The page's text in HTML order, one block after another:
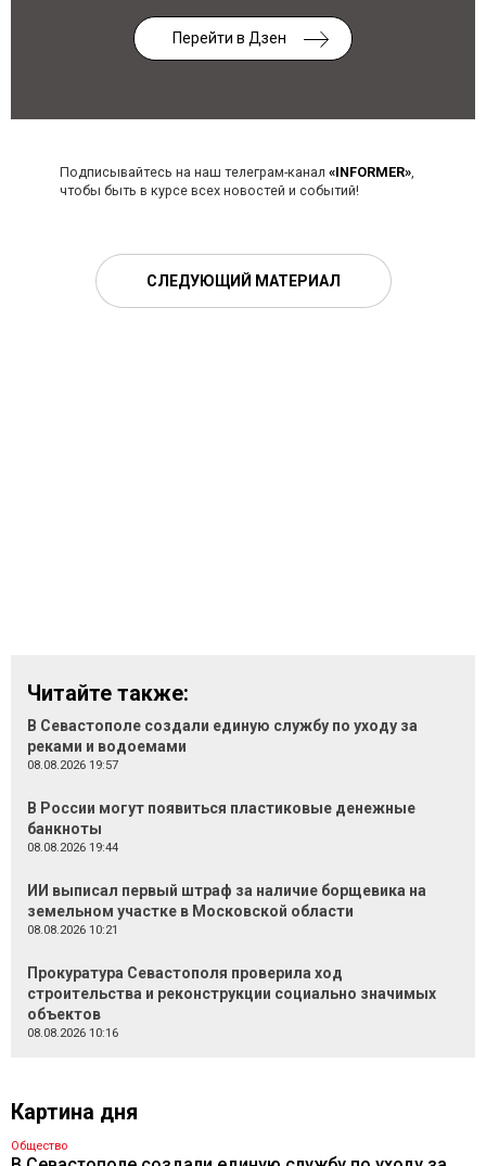
Перейти в Дзен
Подписывайтесь на наш телеграм-канал «INFORMER»,
чтобы быть в курсе всех новостей и событий!
СЛЕДУЮЩИЙ МАТЕРИАЛ
Читайте также:
В Севастополе создали единую службу по уходу за
реками и водоемами
08.08.2026 19:57
В России могут появиться пластиковые денежные
банкноты
08.08.2026 19:44
ИИ выписал первый штраф за наличие борщевика на
земельном участке в Московской области
08.08.2026 10:21
Прокуратура Севастополя проверила ход
строительства и реконструкции социально значимых
объектов
08.08.2026 10:16
Картина дня
Общество